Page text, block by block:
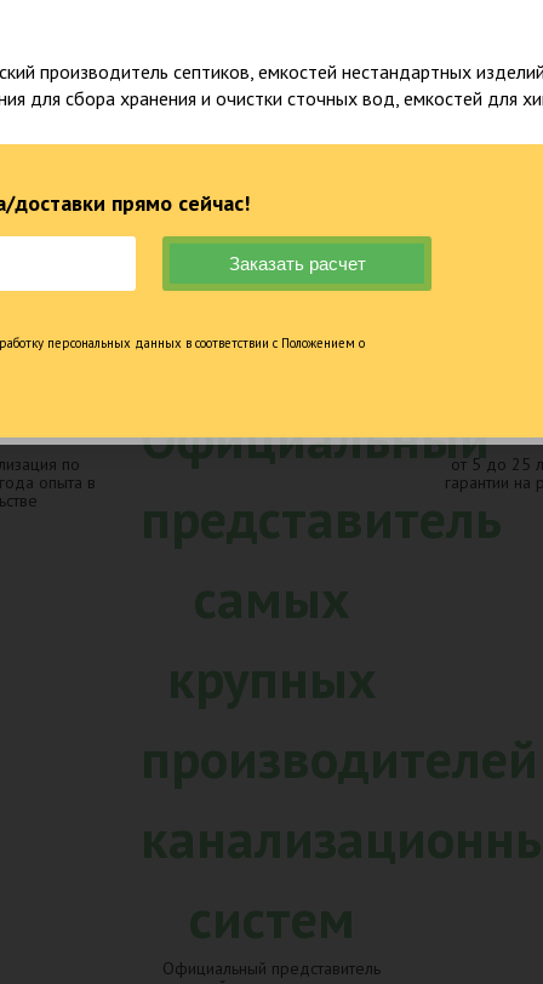
Факты о Био-Эксперт
по
опыта в
Официальный представитель
от 5 до 25
гарантии на
производитель септиков, емкостей нестандартных
для сбора хранения и очистки сточных вод, емкостей для
прямо сейчас!
персональных данных в соответствии с Положением о